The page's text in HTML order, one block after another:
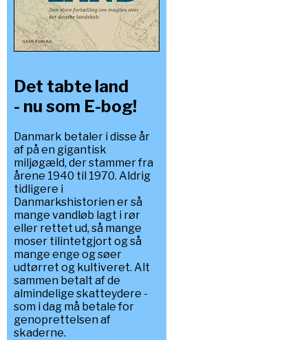
Det tabte land
- nu som E-bog!
Danmark betaler i disse år
af på en gigantisk
miljøgæld, der stammer fra
årene 1940 til 1970. Aldrig
tidligere i
Danmarkshistorien er så
mange vandløb lagt i rør
eller rettet ud, så mange
moser tilintetgjort og så
mange enge og søer
udtørret og kultiveret. Alt
sammen betalt af de
almindelige skatteydere -
som i dag må betale for
genoprettelsen af
skaderne.